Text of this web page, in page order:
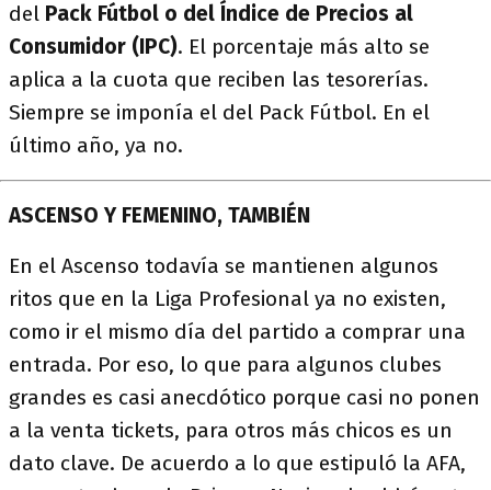
del Pack Fútbol o del Índice de Precios al
Consumidor (IPC). El porcentaje más alto se
aplica a la cuota que reciben las tesorerías.
Siempre se imponía el del Pack Fútbol. En el
último año, ya no.
ASCENSO Y FEMENINO, TAMBIÉN
En el Ascenso todavía se mantienen algunos
ritos que en la Liga Profesional ya no existen,
como ir el mismo día del partido a comprar una
entrada. Por eso, lo que para algunos clubes
grandes es casi anecdótico porque casi no ponen
a la venta tickets, para otros más chicos es un
dato clave. De acuerdo a lo que estipuló la AFA,